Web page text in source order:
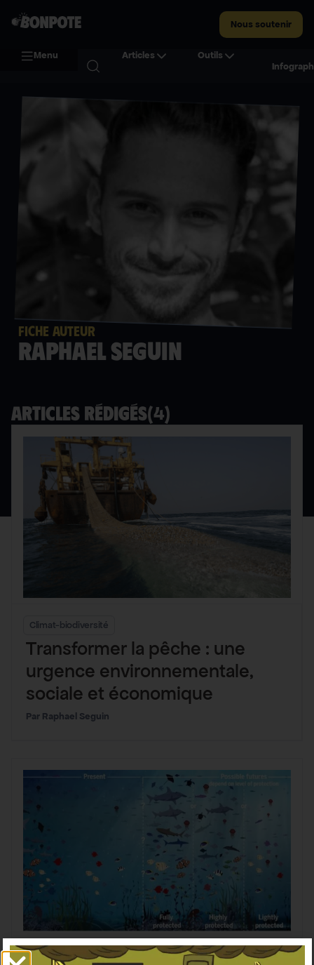
Nous soutenir
Menu Articles
Outils
FICHE AUTEUR
Raphael Seguin
Articles rédigés(4)
Climat-biodiversité
Transformer la pêche : une
urgence environnementale,
sociale et économique
Raphael Seguin
Climat-biodiversité